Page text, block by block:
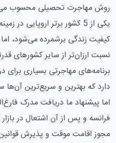
روش مهاجرت تحصیلی محسوب
یکی از 5 کشور برتر اروپایی
کیفیت زندگی برشمرده می‌شود،
نسبت ارزان‌تر از سایر کشورهای
برنامه‌های مهاجرتی بسیاری برای
دارد که بهترین و سریع‌ترین
اما پیشنهاد ما دریافت مدرک
فرانسه و پس از آن اشتعال در
مجوز اقامت موقت و پذیرش